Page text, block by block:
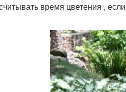
время цветения ,